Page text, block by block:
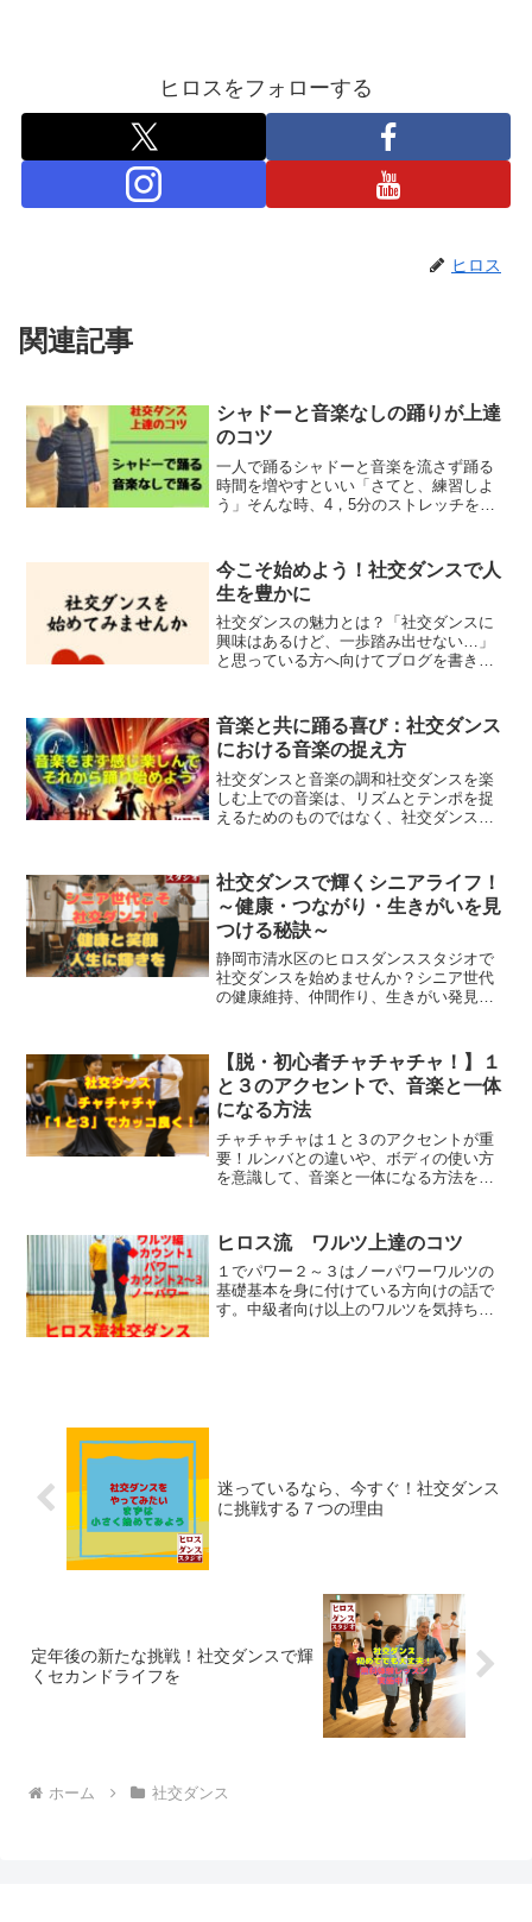
ヒロスをフォローする
ヒロス
関連記事
シャドーと音楽なしの踊りが上達
のコツ
一人で踊るシャドーと音楽を流さず踊る
時間を増やすといい「さてと、練習しよ
う」そんな時、4，5分のストレッチをし
ものです。運動と楽しむことを目的にし
ているときには良いと思...
今こそ始めよう！社交ダンスで人
生を豊かに
社交ダンスの魅力とは？「社交ダンスに
興味はあるけど、一歩踏み出せない…」
と思っている方へ向けてブログを書きた
「今始めなければ、後悔する」とさえ言
える特別な趣味だと思いま...
音楽と共に踊る喜び：社交ダンス
における音楽の捉え方
社交ダンスと音楽の調和社交ダンスを楽
しむ上での音楽は、リズムとテンポを捉
えるためのものではなく、社交ダンスの
プの順番、リードやフォローに集中する
ことで、音楽と身体の調和...
社交ダンスで輝くシニアライフ！
～健康・つながり・生きがいを見
つける秘訣～
静岡市清水区のヒロスダンススタジオで
社交ダンスを始めませんか？シニア世代
の健康維持、仲間作り、生きがい発見
【脱・初心者チャチャチャ！】１
と３のアクセントで、音楽と一体
になる方法
チャチャチャは１と３のアクセントが重
要！ルンバとの違いや、ボディの使い方
を意識して、音楽と一体になる方法を、
の向き…上達のヒント満載です！
ヒロス流 ワルツ上達のコツ
１でパワー２～３はノーパワーワルツの
基礎基本を身に付けている方向けの話で
す。中級者向け以上のワルツを気持ちよ
迷っているなら、今すぐ！社交ダンス
に挑戦する７つの理由
定年後の新たな挑戦！社交ダンスで輝
くセカンドライフを
ホーム 社交ダンス